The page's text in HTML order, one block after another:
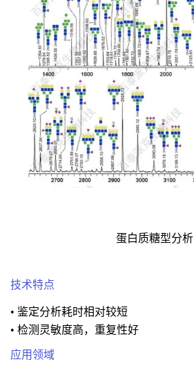
蛋白质糖型分析
技术特点
• 鉴定分析耗时相对较短
• 检测灵敏度高，重复性好
应用领域